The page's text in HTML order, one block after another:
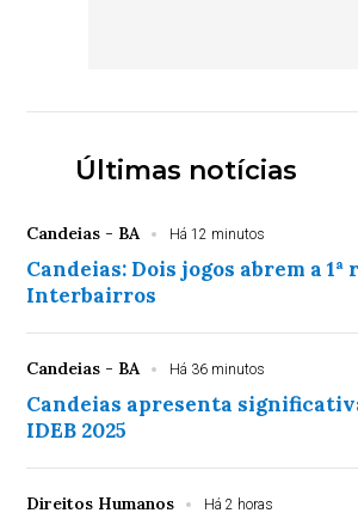
Últimas notícias
Candeias - BA Há 12 minutos
Candeias: Dois jogos abrem a 1ª
Interbairros
Candeias - BA Há 36 minutos
Candeias apresenta
IDEB 2025
Direitos Humanos Há 2 horas